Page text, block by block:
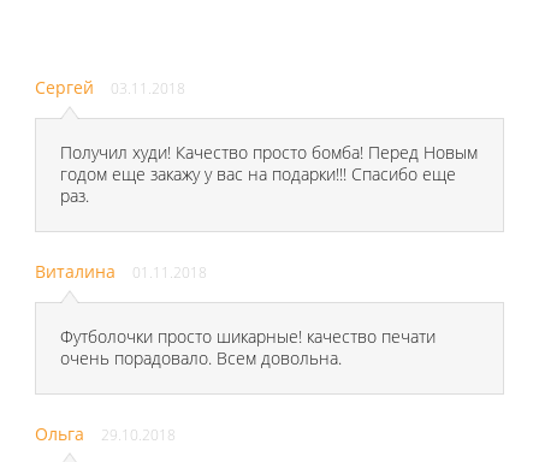
Сергей 03.11.2018
Получил худи! Качество просто бомба! Перед Новым
годом еще закажу у вас на подарки!!! Спасибо еще
раз.
Виталина 01.11.2018
Футболочки просто шикарные! качество печати
очень порадовало. Всем довольна.
Ольга 29.10.2018